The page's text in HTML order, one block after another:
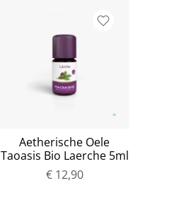
Aetherische Oele
Taoasis Bio Laerche 5ml
€ 12,90